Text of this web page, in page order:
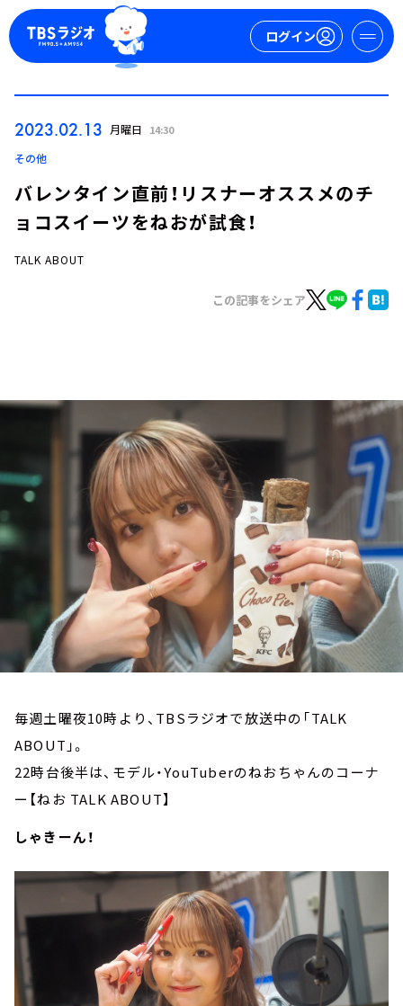
ログイン
お知らせ
イベント・グッズ
YouTube
会社情報
2023.02.13 月曜日 14:30
その他
バレンタイン直前！リスナーオススメのチ
ョコスイーツをねおが試食！
TALK ABOUT
この記事をシェア
毎週土曜夜10時より、TBSラジオで放送中の「TALK
ABOUT」。
22時台後半は、モデル・YouTuberのねおちゃんのコーナ
ー【ねお TALK ABOUT】
しゃきーん！